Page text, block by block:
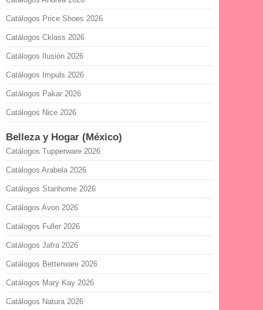
Catálogos Price Shoes 2026
Catálogos Cklass 2026
Catálogos Ilusión 2026
Catálogos Impuls 2026
Catálogos Pakar 2026
Catálogos Nice 2026
Belleza y Hogar (México)
Catálogos Tupperware 2026
Catálogos Arabela 2026
Catálogos Stanhome 2026
Catálogos Avon 2026
Catálogos Fuller 2026
Catálogos Jafra 2026
Catálogos Betterware 2026
Catálogos Mary Kay 2026
Catálogos Natura 2026